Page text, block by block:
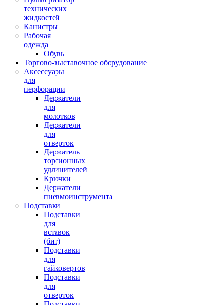
технических
жидкостей
Канистры
Рабочая
одежда
Обувь
Торгово-выставочное оборудование
Аксессуары
для
перфорации
Держатели
для
молотков
Держатели
для
отверток
Держатель
торсионных
удлинителей
Крючки
Держатели
пневмоинструмента
Подставки
Подставки
для
вставок
(бит)
Подставки
для
гайковертов
Подставки
для
отверток